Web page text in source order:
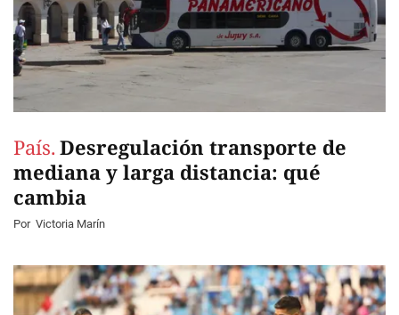
País. Desregulación transporte de
mediana y larga distancia: qué
cambia
Por Victoria Marín